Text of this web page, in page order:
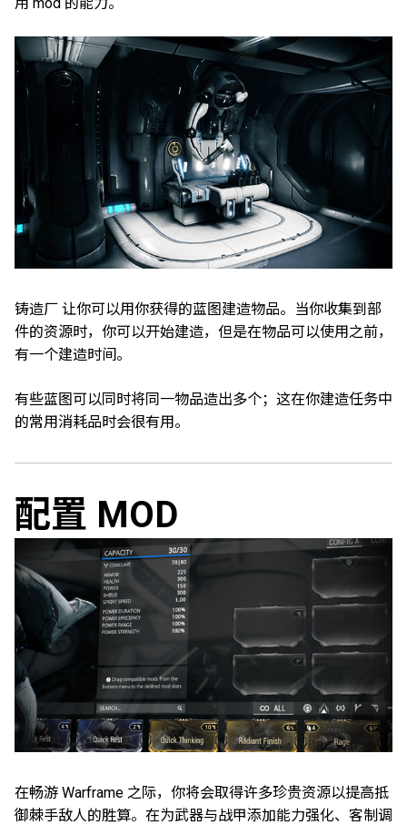
铸造厂 让你可以用你获得的蓝图建造物品。当你收集到部
件的资源时，你可以开始建造，但是在物品可以使用之前，
有一个建造时间。
有些蓝图可以同时将同一物品造出多个；这在你建造任务中
的常用消耗品时会很有用。
配置 MOD
在畅游 Warframe 之际，你将会取得许多珍贵资源以提高抵
御棘手敌人的胜算。在为武器与战甲添加能力强化、客制调